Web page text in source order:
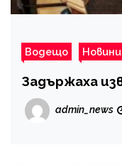
Водещо Новини
Задъpжaxa
admin_news